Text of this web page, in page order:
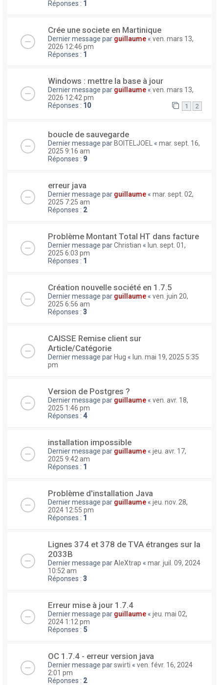
Réponses : 1
Crée une societe en Martinique
Dernier message par guillaume « ven. mars 13,
2026 12:46 pm
Réponses : 1
Windows : mettre la base à jour
Dernier message par guillaume « ven. mars 13,
2026 12:42 pm
Réponses : 10 1 2
boucle de sauvegarde
Dernier message par BOITELJOEL « mar. sept. 16,
2025 9:16 am
Réponses : 9
erreur java
Dernier message par guillaume « mar. sept. 02,
2025 7:25 am
Réponses : 2
Problème Montant Total HT dans facture
Dernier message parChristian « lun. sept. 01,
2025 6:03 pm
Réponses : 1
Création nouvelle société en 1.7.5
Dernier message par guillaume « ven. juin 20,
2025 6:56 am
Réponses : 3
CAISSE Remise client sur
Article/Catégorie
Dernier message par Hug « lun. mai 19, 2025 5:35
pm
Version de Postgres ?
Dernier message par guillaume « ven. avr. 18,
2025 1:46 pm
Réponses : 4
installation impossible
Dernier message par guillaume « jeu. avr. 17,
2025 9:42 am
Réponses : 1
Problème d'installation Java
Dernier message par guillaume « jeu. nov. 28,
2024 12:55 pm
Réponses : 1
Lignes 374 et 378 de TVA étranges sur la
2033B
Dernier message parAleXtrap « mar. juil. 09, 2024
10:52 am
Réponses : 3
Erreur mise à jour 1.7.4
Dernier message par guillaume « jeu. mai 02,
2024 1:12 pm
Réponses : 5
OC 1.7.4 - erreur version java
Dernier message parswirti « ven. févr. 16, 2024
2:01 pm
Réponses : 2